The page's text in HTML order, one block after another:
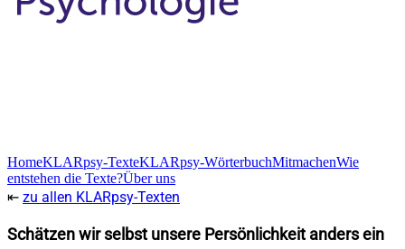
HomeKLARpsy-TexteKLARpsy-WörterbuchMitmachenWie
entstehen die Texte?Über uns
⇤ zu allen KLARpsy-Texten
Schätzen wir selbst unsere Persönlichkeit anders ein